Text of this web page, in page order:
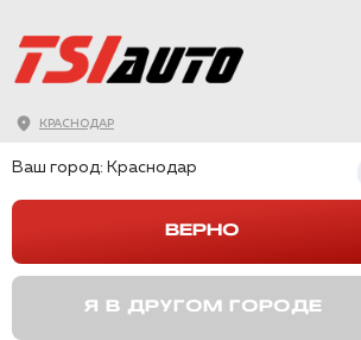
КРАСНОДАР
CHANGAN UNI-K ШУМОИЗОЛЯЦИЯ В
ПАКЕТЕ
Ваш город: Краснодар
ВЕРНО
Я В ДРУГОМ ГОРОДЕ